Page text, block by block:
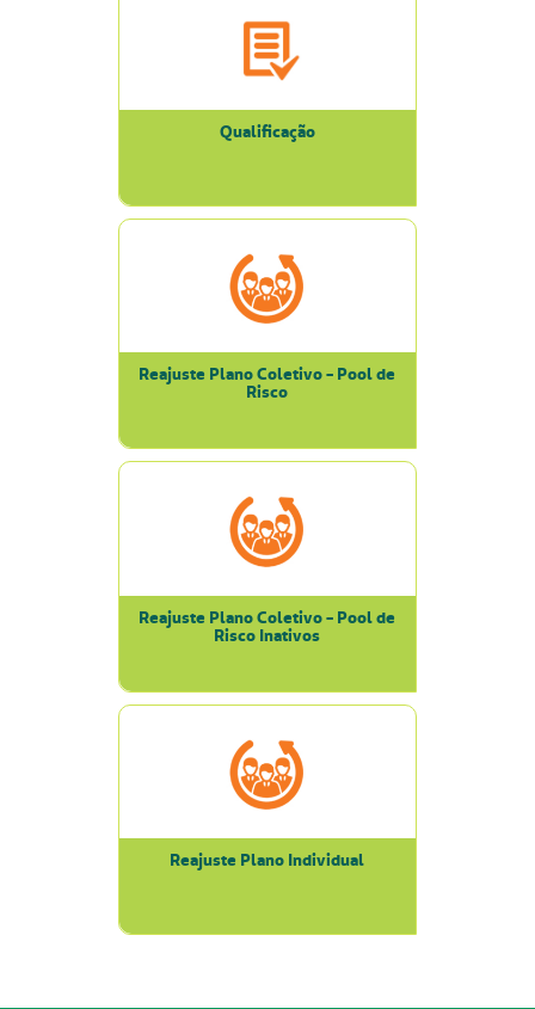
Qualificação
Reajuste Plano Coletivo - Pool de
Risco
Reajuste Plano Coletivo - Pool de
Risco Inativos
Reajuste Plano Individual